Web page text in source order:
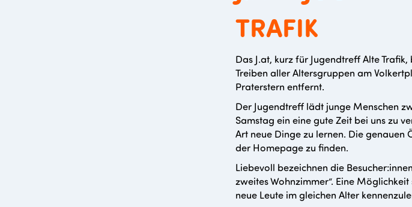
TRAFIK
Das J.at, kurz für Jugendtreff Alte
Treiben aller Altersgruppen am
Praterstern entfernt.
Der Jugendtreff lädt junge Menschen
Samstag ein eine gute Zeit bei uns zu
Art neue Dinge zu lernen. Die
der Homepage zu finden.
Liebevoll bezeichnen die
zweites Wohnzimmer“. Eine
neue Leute im gleichen Alter